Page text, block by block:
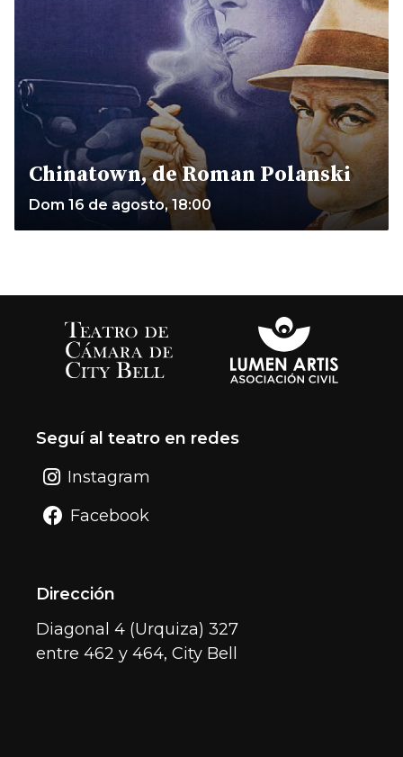
Chinatown, de Roman Polanski
Dom 16 de agosto, 18:00
Seguí al teatro en redes
Instagram
Facebook
Dirección
Diagonal 4 (Urquiza) 327
entre 462 y 464, City Bell